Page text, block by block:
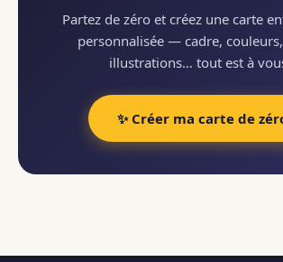
Partez de zéro et créez une carte
personnalisée — cadre,
illustrations… tout est à
✨ Créer ma carte de